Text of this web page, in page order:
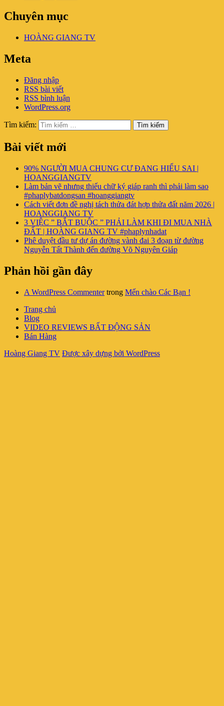
Chuyên mục
HOÀNG GIANG TV
Meta
Đăng nhập
RSS bài viết
RSS bình luận
WordPress.org
Tìm kiếm: Tìm kiếm
Bài viết mới
90% NGƯỜI MUA CHUNG CƯ ĐANG HIỂU SAI |
HOANGGIANGTV
Làm bản vẽ nhưng thiếu chữ ký giáp ranh thì phải làm sao
#phaplybatdongsan #hoanggiangtv
Cách viết đơn đề nghị tách thửa đát hợp thửa đất năm 2026 |
HOANGGIANG TV
3 VIỆC ” BẮT BUỘC ” PHẢI LÀM KHI ĐI MUA NHÀ
ĐẤT | HOÀNG GIANG TV #phaplynhadat
Phê duyệt đầu tư dự án đường vành đai 3 đoạn từ đường
Nguyễn Tất Thành đến đường Võ Nguyên Giáp
Phản hồi gần đây
A WordPress Commentertrong Mến chào Các Bạn !
Trang chủ
Blog
VIDEO REVIEWS BẤT ĐỘNG SẢN
Bán Hàng
Hoàng Giang TV Được xây dựng bởi WordPress